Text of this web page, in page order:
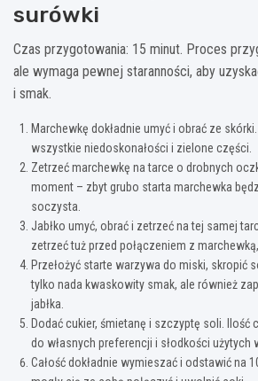
surówki
Czas przygotowania: 15 minut. Proces
ale wymaga pewnej staranności, aby
i smak.
Marchewkę dokładnie umyć i obrać ze
wszystkie niedoskonałości i zielone części.
Zetrzeć marchewkę na tarce o drobnych
moment – zbyt grubo starta marchewka
soczysta.
Jabłko umyć, obrać i zetrzeć na tej samej
zetrzeć tuż przed połączeniem z
Przełożyć starte warzywa do miski, skropić
tylko nada kwaskowity smak, ale również
jabłka.
Dodać cukier, śmietanę i szczyptę soli.
do własnych preferencji i słodkości użytych
Całość dokładnie wymieszać i odstawić na